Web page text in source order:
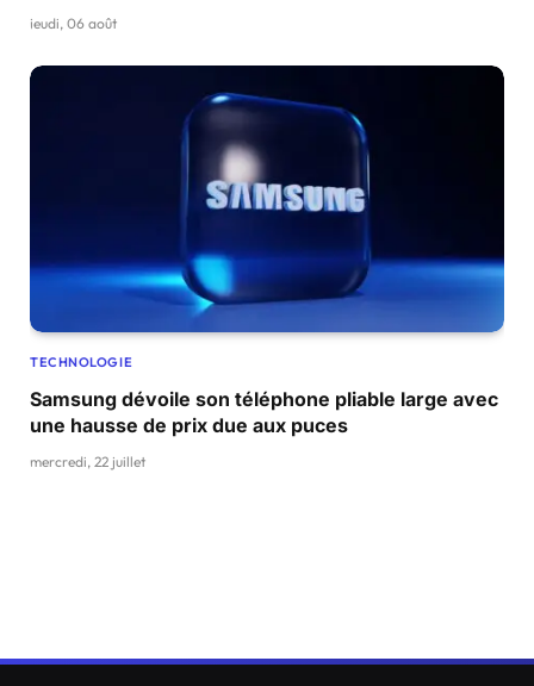
jeudi, 06 août
TECHNOLOGIE
Samsung dévoile son téléphone pliable large avec
une hausse de prix due aux puces
mercredi, 22 juillet